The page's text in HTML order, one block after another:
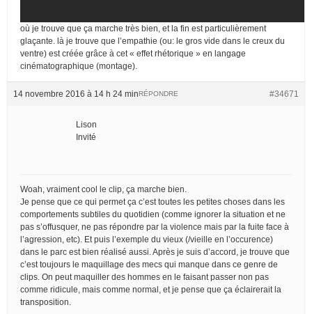
où je trouve que ça marche très bien, et la fin est particulièrement
glaçante. là je trouve que l’empathie (ou: le gros vide dans le creux du
ventre) est créée grâce à cet « effet rhétorique » en langage
cinématographique (montage).
14 novembre 2016 à 14 h 24 min #34671
RÉPONDRE
Lison
Invité
Woah, vraiment cool le clip, ça marche bien.
Je pense que ce qui permet ça c’est toutes les petites choses dans les
comportements subtiles du quotidien (comme ignorer la situation et ne
pas s’offusquer, ne pas répondre par la violence mais par la fuite face à
l’agression, etc). Et puis l’exemple du vieux (/vieille en l’occurence)
dans le parc est bien réalisé aussi. Après je suis d’accord, je trouve que
c’est toujours le maquillage des mecs qui manque dans ce genre de
clips. On peut maquiller des hommes en le faisant passer non pas
comme ridicule, mais comme normal, et je pense que ça éclairerait la
transposition.